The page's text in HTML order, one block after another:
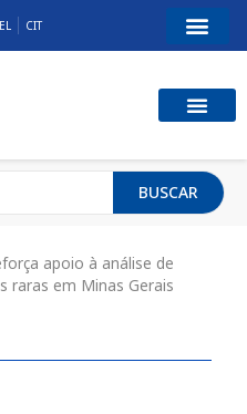
CIT
BUSCAR
apoio à análise de
raras em Minas Gerais